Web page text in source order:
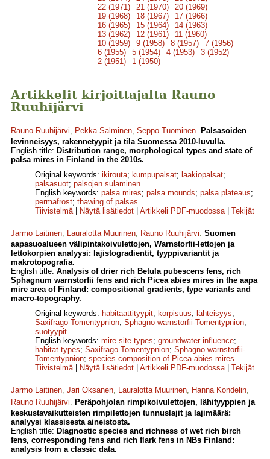
22 (1971)
21 (1970)
20 (1969)
19 (1968)
18 (1967)
17 (1966)
16 (1965)
15 (1964)
14 (1963)
13 (1962)
12 (1961)
11 (1960)
10 (1959)
9 (1958) 8 (1957)
7 (1956)
6 (1955)
5 (1954) 4 (1953)
3 (1952)
2 (1951)
1 (1950)
Artikkelit kirjoittajalta Rauno
Ruuhijärvi
Rauno Ruuhijärvi, Pekka Salminen, Seppo Tuominen. Palsasoiden
levinneisyys, rakennetyypit ja tila Suomessa 2010-luvulla.
English title: Distribution range, morphological types and state of
palsa mires in Finland in the 2010s.
Original keywords: ikirouta; kumpupalsat; laakiopalsat;
palsasuot; palsojen sulaminen
English keywords: palsa mires; palsa mounds; palsa plateaus;
permafrost; thawing of palsas
Tiivistelmä| Näytä lisätiedot Artikkeli PDF-muodossa| Tekijät
Jarmo Laitinen, Lauralotta Muurinen, Rauno Ruuhijärvi. Suomen
aapasuoalueen välipintakoivulettojen, Warnstorfii-lettojen ja
lettokorpien analyysi: lajistogradientit, tyyppivariantit ja
makrotopografia.
English title: Analysis of drier rich Betula pubescens fens, rich
Sphagnum warnstorfii fens and rich Picea abies mires in the aapa
mire area of Finland: compositional gradients, type variants and
macro-topography.
Original keywords: habitaattityypit; korpisuus; lähteisyys;
Saxifrago-Tomentypnion; Sphagno warnstorfii-Tomentypnion;
suotyypit
English keywords: mire site types; groundwater influence;
habitat types; Saxifrago-Tomentypnion; Sphagno warnstorfii-
Tomentypnion; species composition of Picea abies mires
Tiivistelmä| Näytä lisätiedot Artikkeli PDF-muodossa| Tekijät
Jarmo Laitinen, Jari Oksanen, Lauralotta Muurinen, Hanna Kondelin,
Rauno Ruuhijärvi. Peräpohjolan rimpikoivulettojen, lähityyppien ja
keskustavaikutteisten rimpilettojen tunnuslajit ja lajimäärä:
analyysi klassisesta aineistosta.
English title: Diagnostic species and richness of wet rich birch
fens, corresponding fens and rich flark fens in NBs Finland:
analysis from a classic data.